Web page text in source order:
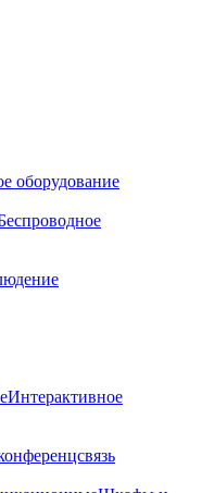
оборудование
Интерактивное